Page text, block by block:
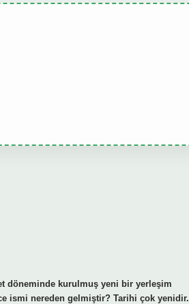
döneminde kurulmuş yeni bir yerleşim
ismi nereden gelmiştir? Tarihi çok yenidir.